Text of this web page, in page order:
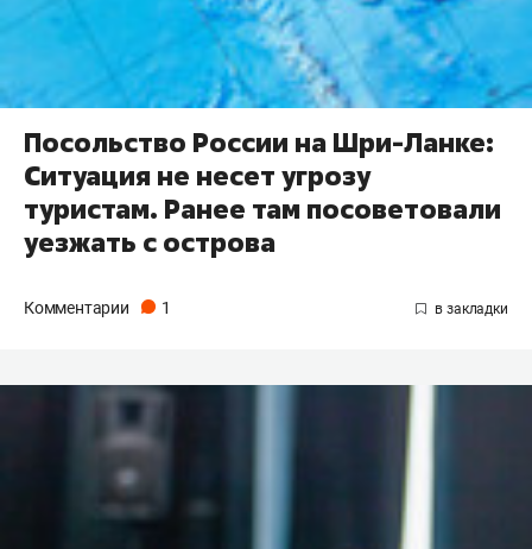
Посольство России на Шри-Ланке:
Ситуация не несет угрозу
туристам. Ранее там посоветовали
уезжать с острова
Комментарии 1